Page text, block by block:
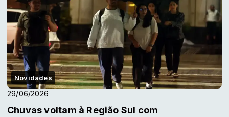
Novidades
29/06/2026
Chuvas voltam à Região Sul com